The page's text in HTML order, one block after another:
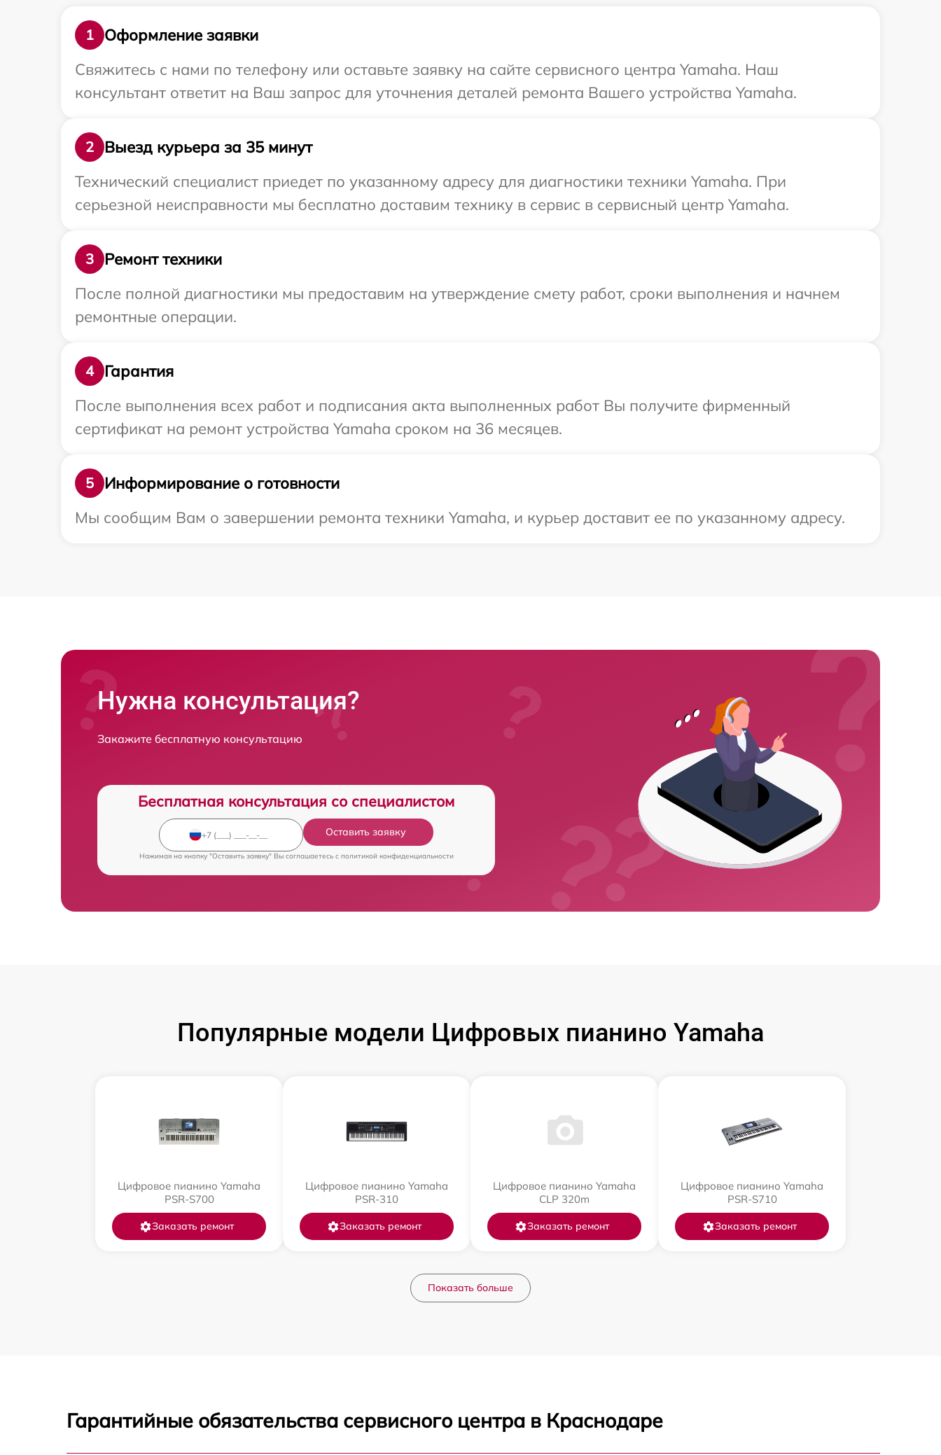
1
Оформление заявки
Свяжитесь с нами по телефону или оставьте заявку на сайте сервисного центра Yamaha. Наш
консультант ответит на Ваш запрос для уточнения деталей ремонта Вашего устройства Yamaha.
2
Выезд курьера за 35 минут
Технический специалист приедет по указанному адресу для диагностики техники Yamaha. При
серьезной неисправности мы бесплатно доставим технику в сервис в сервисный центр Yamaha.
3
Ремонт техники
После полной диагностики мы предоставим на утверждение смету работ, сроки выполнения и начнем
ремонтные операции.
4
Гарантия
После выполнения всех работ и подписания акта выполненных работ Вы получите фирменный
сертификат на ремонт устройства Yamaha сроком на 36 месяцев.
5
Информирование о готовности
Мы сообщим Вам о завершении ремонта техники Yamaha, и курьер доставит ее по указанному адресу.
Нужна консультация?
Закажите бесплатную консультацию
Бесплатная консультация со специалистом
Оставить заявку
Нажимая на кнопку "Оставить заявку" Вы соглашаетесь c политикой конфиденциальности
Популярные модели Цифровых пианино Yamaha
Цифровое пианино Yamaha
PSR-S700
Заказать ремонт
Цифровое пианино Yamaha
PSR-310
Заказать ремонт
Цифровое пианино Yamaha
CLP 320m
Заказать ремонт
Цифровое пианино Yamaha
PSR-S710
Заказать ремонт
Показать больше
Гарантийные обязательства сервисного центра в Краснодаре